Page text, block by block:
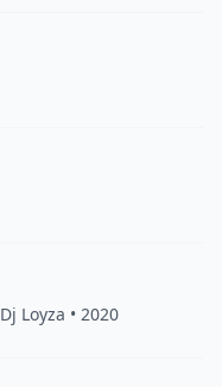
Dj Loyza • 2020